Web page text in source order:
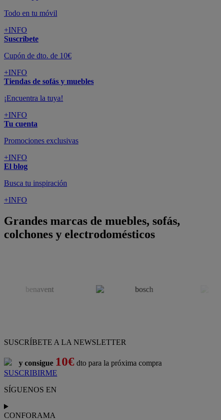
Todo en tu móvil
+INFO
Suscríbete
Cupón de dto. de 10€
+INFO
Tiendas de sofás y muebles
¡Encuentra la tuya!
+INFO
Tu cuenta
Promociones exclusivas
+INFO
El blog
Busca tu inspiración
+INFO
Grandes marcas de muebles, sofás,
colchones y electrodomésticos
SUSCRÍBETE A LA NEWSLETTER
y consigue 10€ dto para la próxima compra
SUSCRIBIRME
SÍGUENOS EN
CONFORAMA